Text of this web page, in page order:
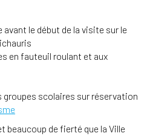
avant le début de la visite sur le
en fauteuil roulant et aux
scolaires sur réservation
beaucoup de fierté que la Ville